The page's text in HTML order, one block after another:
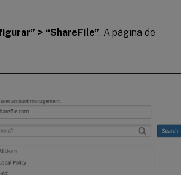
> “ShareFile”. A página de